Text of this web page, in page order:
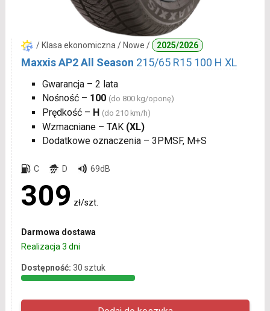
/ Klasa ekonomiczna / Nowe / 2025/2026
Maxxis AP2 All Season 215/65 R15 100 H XL
Gwarancja – 2 lata
Nośność – 100 (do 800 kg/oponę)
Prędkość – H (do 210 km/h)
Wzmacniane – TAK (XL)
Dodatkowe oznaczenia – 3PMSF, M+S
C D 69dB
309 zł/szt.
Darmowa dostawa
Realizacja 3 dni
Dostępność: 30 sztuk